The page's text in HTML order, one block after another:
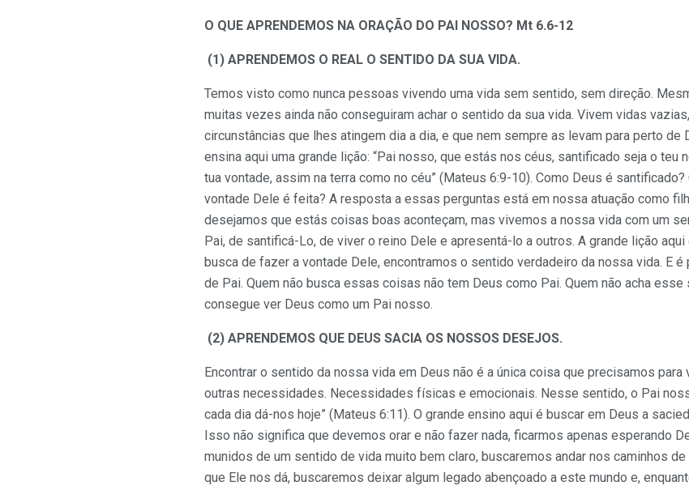
O QUE APRENDEMOS NA ORAÇÃO DO PAI NOSSO? Mt 6.6-12
(1) APRENDEMOS O REAL O SENTIDO DA SUA VIDA.
Temos visto como nunca pessoas vivendo uma vida sem sentido, sem direção.
muitas vezes ainda não conseguiram achar o sentido da sua vida. Vivem vidas
circunstâncias que lhes atingem dia a dia, e que nem sempre as levam para perto de
ensina aqui uma grande lição: “Pai nosso, que estás nos céus, santificado seja o teu
tua vontade, assim na terra como no céu” (Mateus 6:9-10). Como Deus é
vontade Dele é feita? A resposta a essas perguntas está em nossa atuação como
desejamos que estás coisas boas aconteçam, mas vivemos a nossa vida com um
Pai, de santificá-Lo, de viver o reino Dele e apresentá-lo a outros. A grande lição
busca de fazer a vontade Dele, encontramos o sentido verdadeiro da nossa vida. E
de Pai. Quem não busca essas coisas não tem Deus como Pai. Quem não acha esse
consegue ver Deus como um Pai nosso.
(2) APRENDEMOS QUE DEUS SACIA OS NOSSOS DESEJOS.
Encontrar o sentido da nossa vida em Deus não é a única coisa que precisamos
outras necessidades. Necessidades físicas e emocionais. Nesse sentido, o Pai
cada dia dá-nos hoje” (Mateus 6:11). O grande ensino aqui é buscar em Deus a
Isso não significa que devemos orar e não fazer nada, ficarmos apenas esperando
munidos de um sentido de vida muito bem claro, buscaremos andar nos caminhos
que Ele nos dá, buscaremos deixar algum legado abençoado a este mundo e,